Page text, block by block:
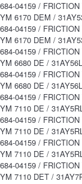
684-04159 /
YM 6170 DEM /
684-04159 /
YM 6170 DEM /
684-04159 /
YM 6680 DE /
684-04159 /
YM 6680 DE /
684-04159 /
YM 7110 DE /
684-04159 /
YM 7110 DE /
684-04159 /
YM 7110 DE /
684-04159 /
YM 7110 DET /